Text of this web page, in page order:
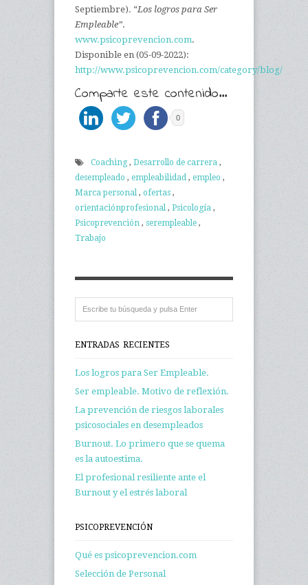
Septiembre). “Los logros para Ser
Empleable”.
www.psicoprevencion.com.
Disponible en (05-09-2022):
http://www.psicoprevencion.com/category/blog/
Comparte este contenido...
0
Coaching, Desarrollo de carrera ,
desempleado , empleabilidad , empleo ,
Marca personal , ofertas ,
orientaciónprofesional , Psicología ,
Psicoprevención , serempleable ,
Trabajo
ENTRADAS RECIENTES
Los logros para Ser Empleable.
Ser empleable. Motivo de reflexión.
La prevención de riesgos laborales
psicosociales en desempleados
Burnout. Lo primero que se quema
es la autoestima.
El profesional resiliente ante el
Burnout y el estrés laboral
PSICOPREVENCIÓN
Qué es psicoprevencion.com
Selección de Personal